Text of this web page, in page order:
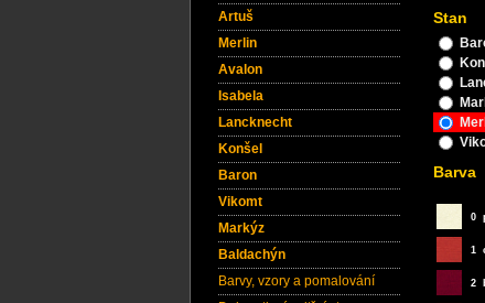
Artuš
Merlin
Avalon
Isabela
Lancknecht
Konšel
Baron
Vikomt
Markýz
Baldachýn
Barvy, vzory a pomalování